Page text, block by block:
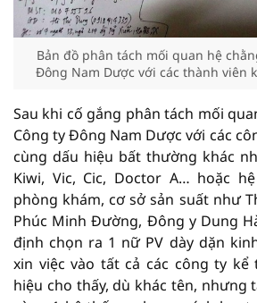
Bản đồ phân tách mối quan hệ
Đông Nam Dược với các thành viên
Sau khi cố gắng phân tách mối
Công ty Đông Nam Dược với các
cùng dấu hiệu bất thường khác
Kiwi, Vic, Cic, Doctor A… hoặc
phòng khám, cơ sở sản suất như
Phúc Minh Đường, Đông y Dung
định chọn ra 1 nữ PV dày dặn
xin việc vào tất cả các công ty kể
hiệu cho thấy, dù khác tên, nhưng